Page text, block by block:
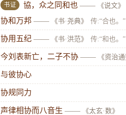
书证 協，众之同和也 —— 《说文》
协和万邦 —— 《书·尧典》 传:“合也。”
协用五纪 —— 《书·洪范》 传:“和也。”
今刘表新亡，二子不协 —— 《资治通
与彼协心
协规同力
声律相协而八音生 —— 《太玄·数》